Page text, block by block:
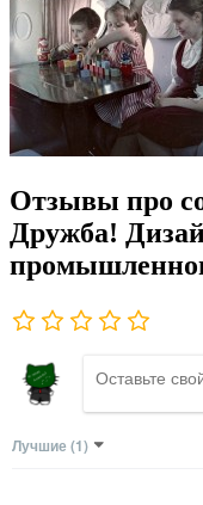
Отзывы про
Дружба!
Лучшие (1)